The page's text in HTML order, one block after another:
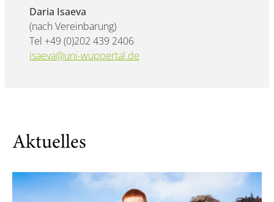
Daria Isaeva
(nach Vereinbarung)
Tel +49 (0)202 439 2406
isaeva@uni-wuppertal.de
Aktuelles